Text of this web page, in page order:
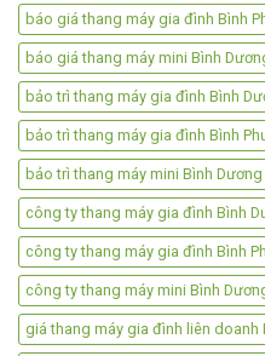
báo giá thang máy gia đình Bình
báo giá thang máy mini Bình
bảo trì thang máy gia đình Bình
bảo trì thang máy gia đình Bình
bảo trì thang máy mini Bình Dương
công ty thang máy gia đình Bình
công ty thang máy gia đình Bình
công ty thang máy mini Bình
giá thang máy gia đình liên doanh